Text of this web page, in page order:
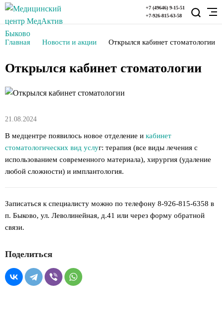
+7 (49646) 9-15-51
+7-926-815-63-58
Главная Новости и акции Открылся кабинет стоматологии
Открылся кабинет стоматологии
21.08.2024
В медцентре появилось новое отделение и кабинет
стоматологических вид услуг: терапия (все виды лечения с
использованием современного материала), хирургия (удаление
любой сложности) и имплантология.
Записаться к специалисту можно по телефону 8-926-815-6358 в
п. Быково, ул. Леволинейная, д.41 или через форму обратной
связи.
Поделиться